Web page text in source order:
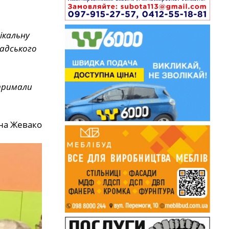
Жевако